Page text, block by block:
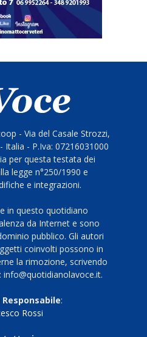
- Via del Casale Strozzi,
Italia - P.Iva: 07216031000
per questa testata dei
legge n°250/1990 e
e integrazioni.
in questo quotidiano
da Internet e sono
pubblico. Gli autori
coinvolti possono in
la rimozione, scrivendo
info@quotidianolavoce.it.
:
Rossi